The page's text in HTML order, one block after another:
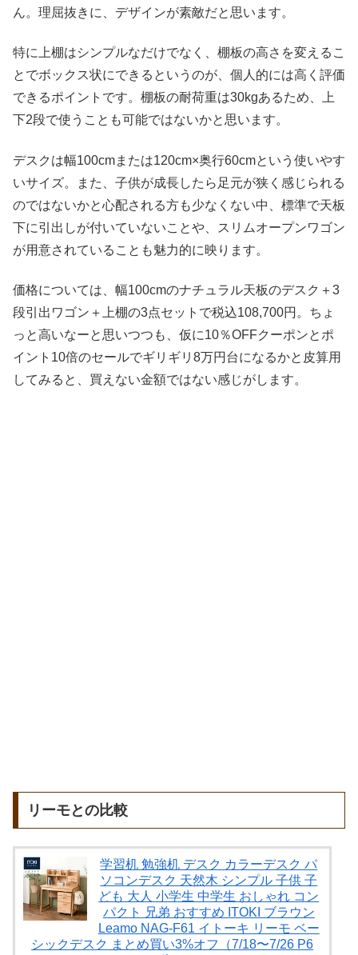
ん。理屈抜きに、デザインが素敵だと思います。
特に上棚はシンプルなだけでなく、棚板の高さを変えるこ
とでボックス状にできるというのが、個人的には高く評価
できるポイントです。棚板の耐荷重は30kgあるため、上
下2段で使うことも可能ではないかと思います。
デスクは幅100cmまたは120cm×奥行60cmという使いやす
いサイズ。また、子供が成長したら足元が狭く感じられる
のではないかと心配される方も少なくない中、標準で天板
下に引出しが付いていないことや、スリムオープンワゴン
が用意されていることも魅力的に映ります。
価格については、幅100cmのナチュラル天板のデスク＋3
段引出ワゴン＋上棚の3点セットで税込108,700円。ちょ
っと高いなーと思いつつも、仮に10％OFFクーポンとポ
イント10倍のセールでギリギリ8万円台になるかと皮算用
してみると、買えない金額ではない感じがします。
リーモとの比較
学習机 勉強机 デスク カラーデスク パ
ソコンデスク 天然木 シンプル 子供 子
ども 大人 小学生 中学生 おしゃれ コン
パクト 兄弟 おすすめ ITOKI ブラウン
Leamo NAG-F61 イトーキ リーモ ベー
シックデスク まとめ買い3%オフ（7/18〜7/26 P6